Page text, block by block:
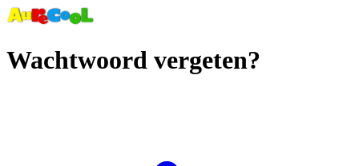
Wachtwoord vergeten?